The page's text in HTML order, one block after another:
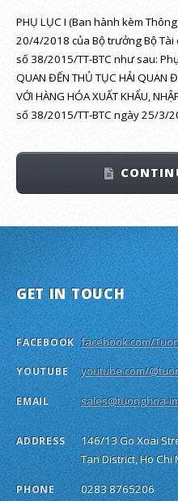
PHỤ LỤC I (Ban hành kèm
20/4/2018 của Bộ trưởng Bộ Tài
số 38/2015/TT-BTC như sau: Phụ
QUAN ĐẾN THỦ TỤC HẢI QUAN
VỚI HÀNG HÓA XUẤT KHẨU,
số 38/2015/TT-BTC ngày 25/3/
GET IN TOUCH
FACEBOOK facebook.com/
YOUTUBE youtube.com/
EMAIL sales@tuonghoa-
ADDRESS
146/13 Go Xoai
Tan District, Ho Chi
PHONE 0283 8765206